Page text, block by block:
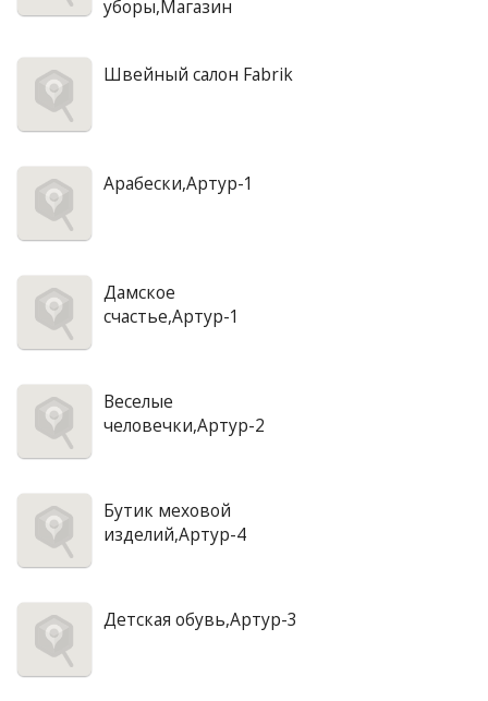
уборы,Магазин
Швейный салон Fabrik
Арабески,Артур-1
Дамское
счастье,Артур-1
Веселые
человечки,Артур-2
Бутик меховой
изделий,Артур-4
Детская обувь,Артур-3